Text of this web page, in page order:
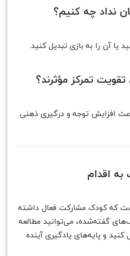
نداد چه کنیم؟
یا آن را به بازی تبدیل کنید.
تمرکز مؤثرند؟
افزایش توجه و درگیری ذهنی
اقدام
که کودک مشارکت فعال داشته
گفته‌شده، می‌توانید مطالعه
و پایه‌های یادگیری آینده